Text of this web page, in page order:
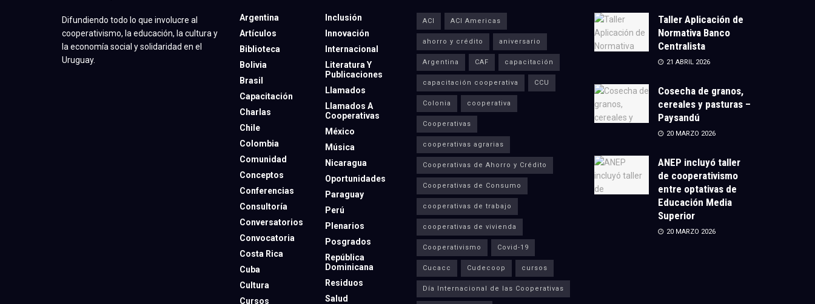
Difundiendo todo lo que involucre al
cooperativismo, la educación, la cultura y
la economía social y solidaridad en el
Uruguay.
Argentina
Artículos
Biblioteca
Bolivia
Brasil
Capacitación
Charlas
Chile
Colombia
Comunidad
Conceptos
Conferencias
Consultoría
Conversatorios
Convocatoria
Costa Rica
Cuba
Cultura
Cursos
Inclusión
Innovación
Internacional
Literatura Y
Publicaciones
Llamados
Llamados A
Cooperativas
México
Música
Nicaragua
Oportunidades
Paraguay
Perú
Plenarios
Posgrados
República
Dominicana
Residuos
Salud
ACI ACI Americas
ahorro y crédito aniversario
Argentina CAF capacitación
capacitación cooperativa CCU
Colonia cooperativa
Cooperativas
cooperativas agrarias
Cooperativas de Ahorro y Crédito
Cooperativas de Consumo
cooperativas de trabajo
cooperativas de vivienda
Cooperativismo Covid-19
Cucacc Cudecoop cursos
Día Internacional de las Cooperativas
Taller Aplicación de
Normativa Banco
Centralista
21 ABRIL 2026
Cosecha de granos,
cereales y pasturas –
Paysandú
20 MARZO 2026
ANEP incluyó taller
de cooperativismo
entre optativas de
Educación Media
Superior
20 MARZO 2026